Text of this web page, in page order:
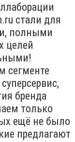
стали для
полными
целей
сегменте
бренда
только
ещё не было
предлагают